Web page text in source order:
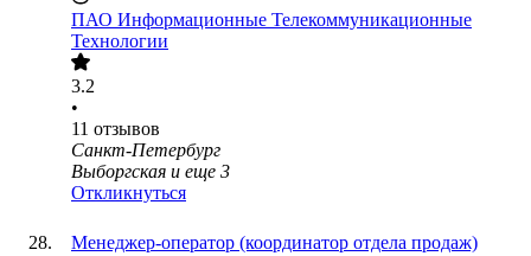
ПАО Информационные Телекоммуникационные
Технологии
3.2
•
11 отзывов
Санкт-Петербург
Выборгская и еще 3
Откликнуться
Менеджер-оператор (координатор отдела продаж)